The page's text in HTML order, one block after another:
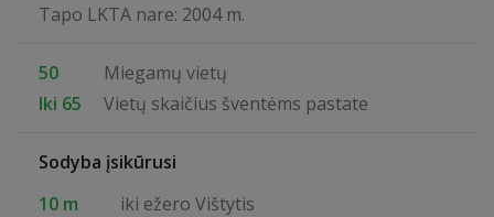
Tapo LKTA nare: 2004 m.
50
Miegamų vietų
Iki 65
Vietų skaičius šventėms pastate
Sodyba įsikūrusi
10 m
iki ežero Vištytis